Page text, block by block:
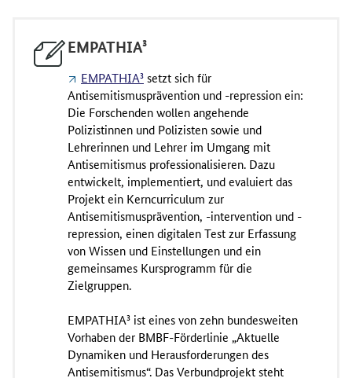
EMPATHIA³
EMPATHIA³setzt sich für
Antisemitismusprävention und -repression ein:
Die Forschenden wollen angehende
Polizistinnen und Polizisten sowie und
Lehrerinnen und Lehrer im Umgang mit
Antisemitismus professionalisieren. Dazu
entwickelt, implementiert, und evaluiert das
Projekt ein Kerncurriculum zur
Antisemitismusprävention, -intervention und -
repression, einen digitalen Test zur Erfassung
von Wissen und Einstellungen und ein
gemeinsames Kursprogramm für die
Zielgruppen.
EMPATHIA³ ist eines von zehn bundesweiten
Vorhaben der BMBF-Förderlinie „Aktuelle
Dynamiken und Herausforderungen des
Antisemitismus“. Das Verbundprojekt steht